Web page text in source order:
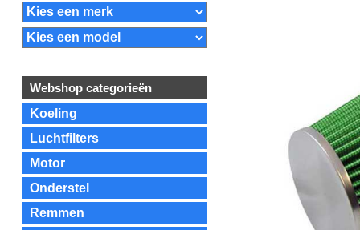
Webshop categorieën
Koeling
Luchtfilters
Motor
Onderstel
Remmen